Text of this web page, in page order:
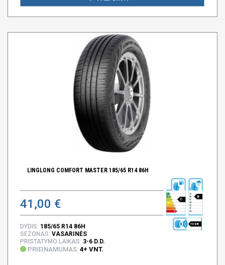
LINGLONG COMFORT MASTER 185/65 R14 86H
41,00 € C
B
70 DB
DYDIS: 185/65 R14 86H
SEZONAS: VASARINĖS
PRISTATYMO LAIKAS: 3-6 D.D.
PRIEINAMUMAS: 4+ VNT.